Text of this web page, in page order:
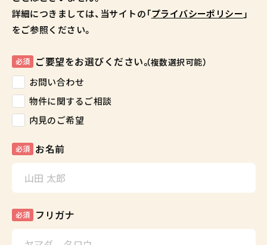
詳細につきましては、当サイトの「プライバシーポリシー」
をご参照ください。
必須 ご要望をお選びください。（複数選択可能）
お問い合わせ
物件に関するご相談
内見のご希望
必須 お名前
必須 フリガナ